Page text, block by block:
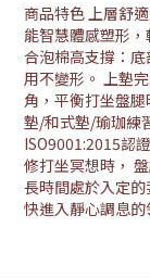
商品特色 上層舒
能智慧體感塑形
合泡棉高支撐：
用不變形。 上墊
角，平衡打坐盤
墊/和式墊/瑜珈練
ISO9001:2015認
修打坐冥想時，
長時間處於入定
快進入靜心調息